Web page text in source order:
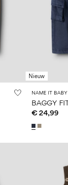
Nieuw
NAME IT BABY
€ 24,99